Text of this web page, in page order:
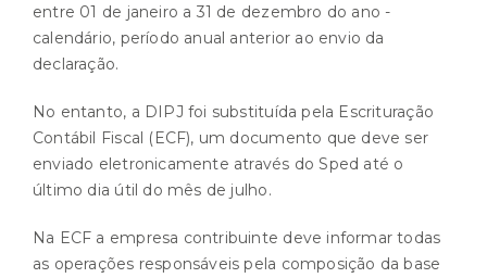
entre 01 de janeiro a 31 de dezembro do ano -
calendário, período anual anterior ao envio da
declaração.
No entanto, a DIPJ foi substituída pela Escrituração
Contábil Fiscal (ECF), um documento que deve ser
enviado eletronicamente através do Sped até o
último dia útil do mês de julho.
Na ECF a empresa contribuinte deve informar todas
as operações responsáveis pela composição da base